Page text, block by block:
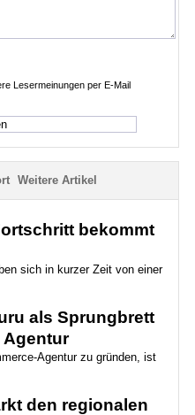
Lesermeinungen per E-Mail
Weitere Artikel
bekommt
sich in kurzer Zeit von einer
als Sprungbrett
Agentur zu gründen, ist
den regionalen